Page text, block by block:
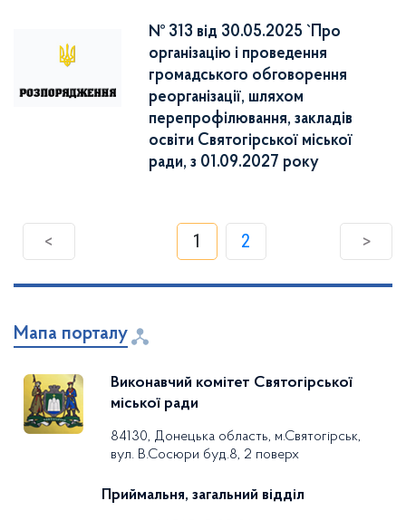
№ 313 від 30.05.2025 `Про
організацію і проведення
громадського обговорення
реорганізації, шляхом
перепрофілювання, закладів
освіти Святогірської міської
ради, з 01.09.2027 року
< 1 2 >
Мапа порталу
Виконавчий комітет Святогірської
міської ради
84130, Донецька область, м.Святогірськ,
вул. В.Сосюри буд.8, 2 поверх
Приймальня, загальний відділ